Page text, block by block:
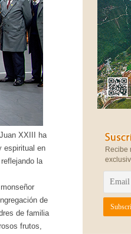
XXIII ha
espiritual en
la
de
de familia
frutos,
Recibe